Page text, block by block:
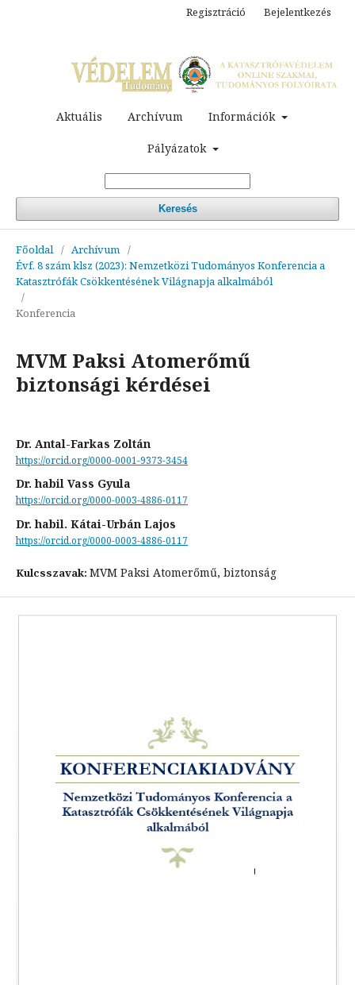
Aktuális Archívum Információk
Pályázatok
Keresés
Regisztráció Bejelentkezés
Főoldal / Archívum
/
Évf. 8 szám klsz (2023): Nemzetközi Tudományos Konferencia a
Katasztrófák Csökkentésének Világnapja alkalmából
/
Konferencia
MVM Paksi Atomerőmű
biztonsági kérdései
Dr. Antal-Farkas Zoltán
https://orcid.org/0000-0001-9373-3454
Dr. habil Vass Gyula
https://orcid.org/0000-0003-4886-0117
Dr. habil. Kátai-Urbán Lajos
https://orcid.org/0000-0003-4886-0117
Kulcsszavak: MVM Paksi Atomerőmű, biztonság